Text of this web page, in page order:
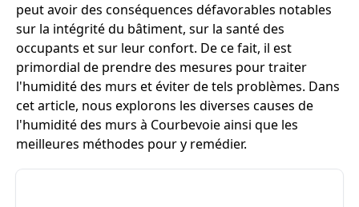
peut avoir des conséquences défavorables notables
sur la intégrité du bâtiment, sur la santé des
occupants et sur leur confort. De ce fait, il est
primordial de prendre des mesures pour traiter
l'humidité des murs et éviter de tels problèmes. Dans
cet article, nous explorons les diverses causes de
l'humidité des murs à Courbevoie ainsi que les
meilleures méthodes pour y remédier.